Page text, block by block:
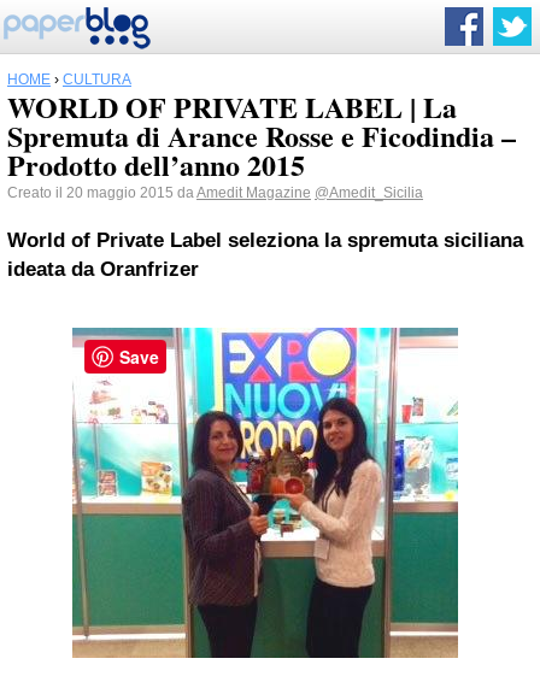
HOME › CULTURA
WORLD OF PRIVATE LABEL | La
Spremuta di Arance Rosse e Ficodindia –
Prodotto dell’anno 2015
Creato il 20 maggio 2015 daAmedit Magazine @Amedit_Sicilia
World of Private Label seleziona la spremuta siciliana
ideata da Oranfrizer
Save